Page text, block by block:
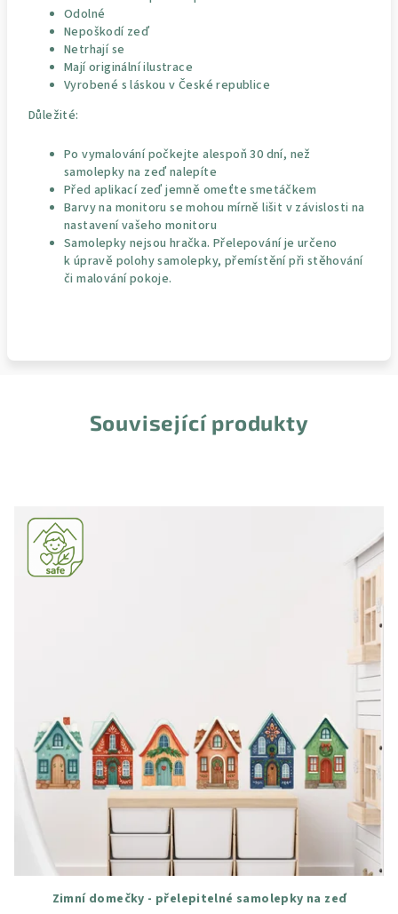
Odolné
Nepoškodí zeď
Netrhají se
Mají originální ilustrace
Vyrobené s láskou v České republice
Důležité:
Po vymalování počkejte alespoň 30 dní, než
samolepky na zeď nalepíte
Před aplikací zeď jemně omeťte smetáčkem
Barvy na monitoru se mohou mírně lišit v závislosti na
nastavení vašeho monitoru
Samolepky nejsou hračka. Přelepování je určeno
k úpravě polohy samolepky, přemístění při stěhování
či malování pokoje.
Související produkty
Zimní domečky - přelepitelné samolepky na zeď